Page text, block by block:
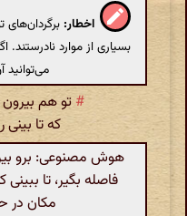
اخطار:
بسیاری از موارد
می‌توانید
#تو هم
که تا بینی
هوش مصنوعی: برو
فاصله بگیر، تا
مکان در